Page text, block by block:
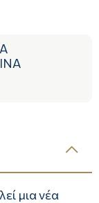
µια νέα